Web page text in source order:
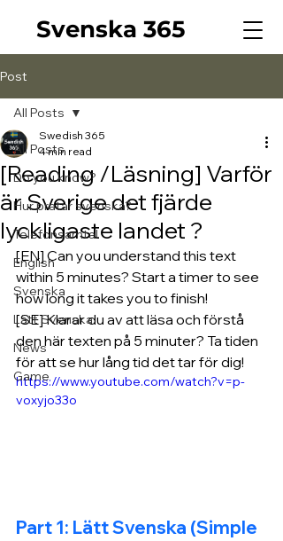
Svenska 365
Post
All Posts
Do you know?
Hur pratar svenska?
Telefonsamtal
English
Svenska
Lätt Svenska
News
Game
All Posts
[Reading /Läsning] Varför
är Sverige det fjärde
lyckligaste landet ?
Swedish 365
4 min read
[EN] Can you understand this text
within 5 minutes? Start a timer to see
how long it takes you to finish!
[SE] Klarar du av att läsa och förstå
den här texten på 5 minuter? Ta tiden
för att se hur lång tid det tar för dig!
https://www.youtube.com/watch?v=p-
voxyjo33o
Part 1: Lätt Svenska (Simple